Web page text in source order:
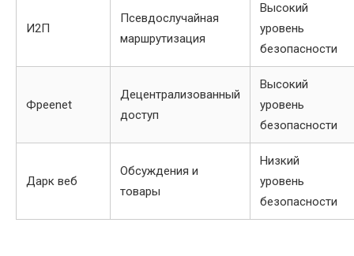
И2П
Псевдослучайная
маршрутизация
Высокий
уровень
безопасности
Фреenet
Децентрализованный
доступ
Высокий
уровень
безопасности
Дарк веб
Обсуждения и
товары
Низкий
уровень
безопасности